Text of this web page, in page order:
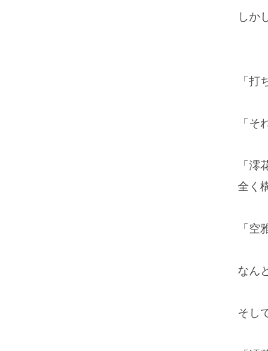
しか
「打
「そ
「澪
全く
「空
なん
そし